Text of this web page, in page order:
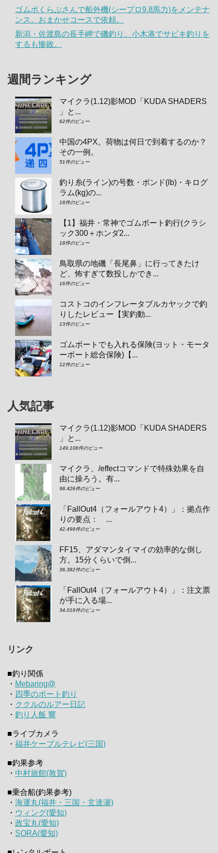
ゴムボくらぶさんで船外機(シープロ9.8馬力)をメンテナ
ンス。おまかせコースで依頼。
新潟・佐渡島の長手岬で磯釣り、小木港でサビキ釣りを
するも惨敗。
週間ランキング
マイクラ(1.12)影MOD「KUDA SHADERS
」と...
62件のビュー
中国の4PX。荷物は何日で到着するのか？
その一例。
51件のビュー
釣り糸(ライン)の号数・ポンド(lb)・キログ
ラム(kg)の...
18件のビュー
【1】福井・常神でゴムボート釣行(クラシ
ック300＋ホンダ2...
18件のビュー
鳥取県の地磯「長尾鼻」に行ってきたけ
ど、怖すぎて数投しかでき...
16件のビュー
コストコのインフレータブルカヤックで釣
りしたレビュー【実釣動...
13件のビュー
ゴムボートでも入れる保険(ヨット・モータ
ーボート総合保険)【...
12件のビュー
人気記事
マイクラ(1.12)影MOD「KUDA SHADERS
」と...
149,108件のビュー
マイクラ、/effectコマンドで特殊効果を自
由に操ろう。有...
98,426件のビュー
「FallOut4（フォールアウト4）」：拠点作
りの要点： ...
42,499件のビュー
FF15、アダマンタイマイの効率的な倒し
方。15分くらいで倒...
36,382件のビュー
「FallOut4（フォールアウト4）」：注文票
が手に入る場...
34,019件のビュー
リンク
■釣り関係
・ Mebaring@
・ 四季のボート釣り
・ ククルのルアー日記
・ 釣り人飯 響
■ライブカメラ
・ 福井ケーブルテレビ(三国)
■釣果参考
・ 中村旅館(敦賀)
■乗合船(釣果参考)
・ 海運丸(福井・三国・玄達瀬)
・ ウィング(愛知)
・ 政宝丸(愛知)
・ SORA(愛知)